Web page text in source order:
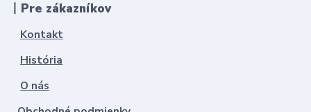
丨Pre zákazníkov
Kontakt
História
O nás